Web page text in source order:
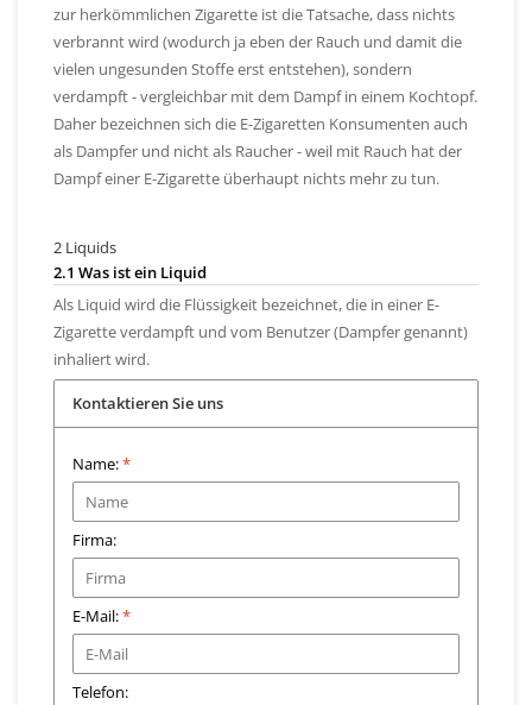
zur herkömmlichen Zigarette ist die Tatsache, dass nichts
verbrannt wird (wodurch ja eben der Rauch und damit die
vielen ungesunden Stoffe erst entstehen), sondern
verdampft - vergleichbar mit dem Dampf in einem Kochtopf.
Daher bezeichnen sich die E-Zigaretten Konsumenten auch
als Dampfer und nicht als Raucher - weil mit Rauch hat der
Dampf einer E-Zigarette überhaupt nichts mehr zu tun.
2 Liquids
2.1 Was ist ein Liquid
Als Liquid wird die Flüssigkeit bezeichnet, die in einer E-
Zigarette verdampft und vom Benutzer (Dampfer genannt)
inhaliert wird.
Kontaktieren Sie uns
Name:*
Firma:
E-Mail:*
Telefon: